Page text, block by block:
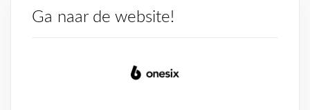
Ga naar de website!